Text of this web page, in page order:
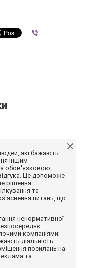
які бажають
іншим
з обов'язковою
Це допоможе
рішення.
та
питань, що
ненормативної
компаніями;
діяльність
посилань на
та